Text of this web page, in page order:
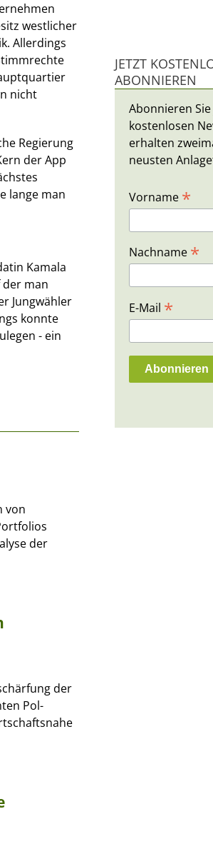
westlicher
Allerdings
nicht
Regierung
der App
lange man
Kamala
man
Jungwähler
konnte
- ein
von
der
der
Pol-
JETZT
ABONNIEREN
Abonnieren
kostenlosen
erhalten
neusten
Vorname *
Nachname *
E-Mail *